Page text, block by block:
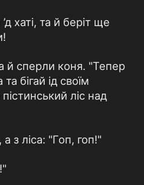
хаті, та й беріт ще
й сперли коня. "Тепер
бігай ід своїм
ліс над
з ліса: "Гоп, гоп!"